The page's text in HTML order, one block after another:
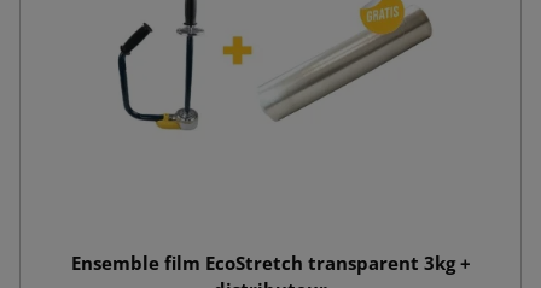
Ensemble film EcoStretch transparent 3kg +